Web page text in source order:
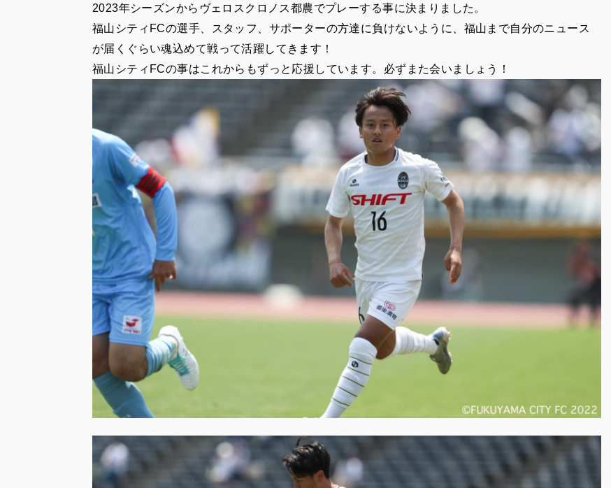
2023年シーズンからヴェロスクロノス都農でプレーする事に決まりました。
福山シティFCの選手、スタッフ、サポーターの方達に負けないように、福山まで自分のニュース
が届くぐらい魂込めて戦って活躍してきます！
福山シティFCの事はこれからもずっと応援しています。必ずまた会いましょう！